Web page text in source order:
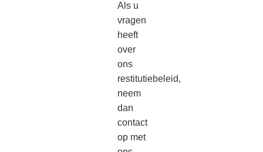
Als u
vragen
heeft
over
ons
restitutiebeleid,
neem
dan
contact
op met